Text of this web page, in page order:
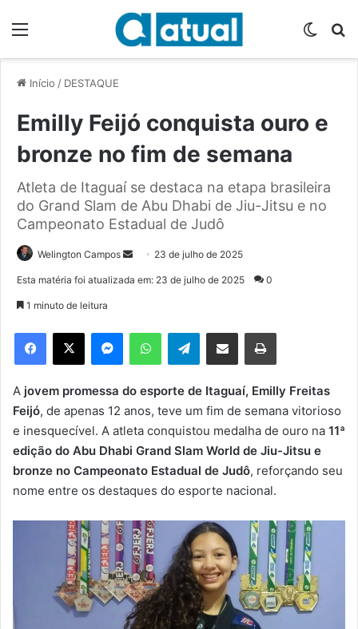
Início / DESTAQUE
Emilly Feijó conquista ouro e
bronze no fim de semana
Atleta de Itaguaí se destaca na etapa brasileira
do Grand Slam de Abu Dhabi de Jiu-Jitsu e no
Campeonato Estadual de Judô
Welington Campos
e
m
e
-
m
a
23 de julho de 2025
Esta matéria foi atualizada em: 23 de julho de 2025 0
1 minuto de leitura
Telegram
A jovem promessa do esporte de Itaguaí, Emilly Freitas
Feijó, de apenas 12 anos, teve um fim de semana vitorioso
e inesquecível. A atleta conquistou medalha de ouro na 11ª
edição do Abu Dhabi Grand Slam World de Jiu-Jitsu e
bronze no Campeonato Estadual de Judô, reforçando seu
nome entre os destaques do esporte nacional.